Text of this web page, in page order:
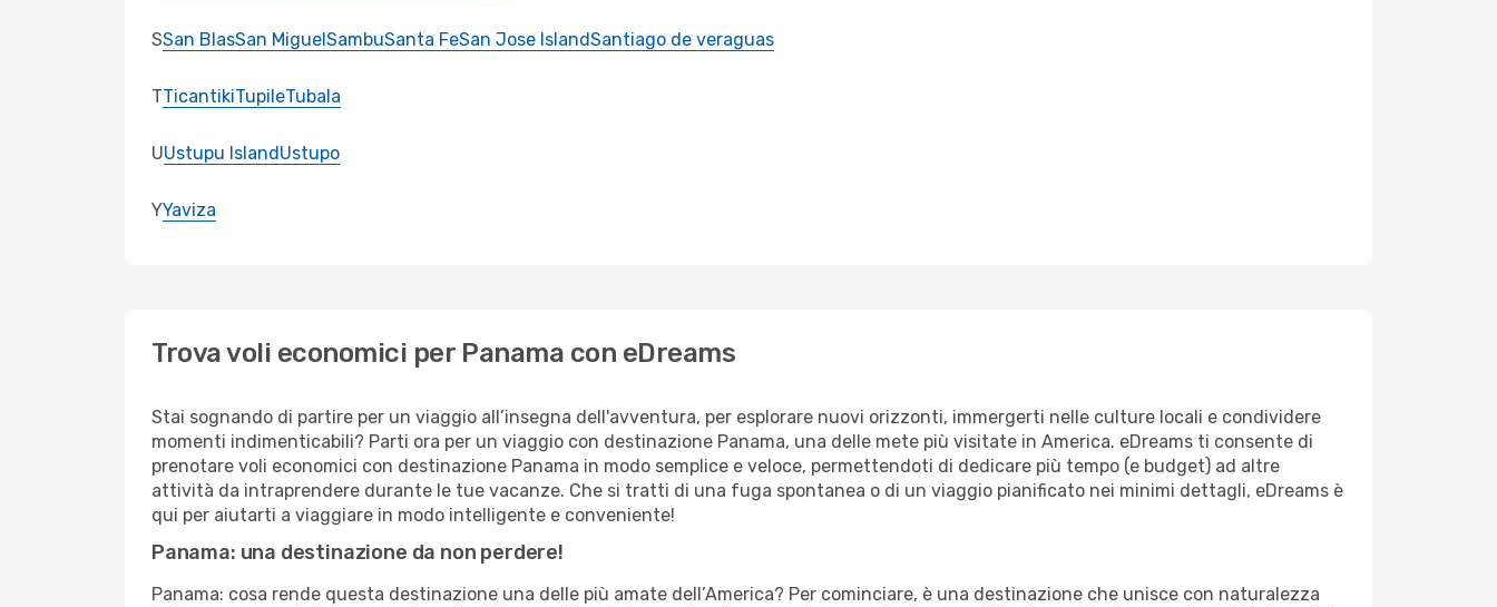
SSan BlasSan MiguelSambuSanta FeSan Jose IslandSantiago de veraguas
TTicantikiTupileTubala
UUstupu IslandUstupo
YYaviza
Trova voli economici per Panama con eDreams
Stai sognando di partire per un viaggio all’insegna dell'avventura, per esplorare nuovi orizzonti, immergerti nelle culture locali e condividere
momenti indimenticabili? Parti ora per un viaggio con destinazione Panama, una delle mete più visitate in America. eDreams ti consente di
prenotare voli economici con destinazione Panama in modo semplice e veloce, permettendoti di dedicare più tempo (e budget) ad altre
attività da intraprendere durante le tue vacanze. Che si tratti di una fuga spontanea o di un viaggio pianificato nei minimi dettagli, eDreams è
qui per aiutarti a viaggiare in modo intelligente e conveniente!
Panama: una destinazione da non perdere!
Panama: cosa rende questa destinazione una delle più amate dell’America? Per cominciare, è una destinazione che unisce con naturalezza